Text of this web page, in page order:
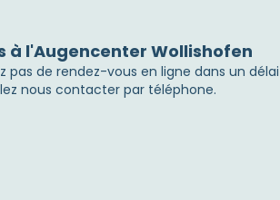
à l'Augencenter Wollishofen
pas de rendez-vous en ligne dans un délai
nous contacter par téléphone.